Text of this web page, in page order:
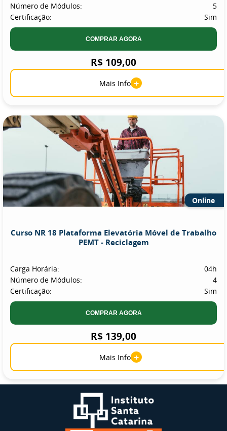
Número de Módulos:
5
Certificação:
Sim
COMPRAR AGORA
R$ 109,00
Mais Info +
Online
Curso NR 18 Plataforma Elevatória Móvel de Trabalho
PEMT - Reciclagem
Carga Horária:
04h
Número de Módulos:
4
Certificação:
Sim
COMPRAR AGORA
R$ 139,00
Mais Info +